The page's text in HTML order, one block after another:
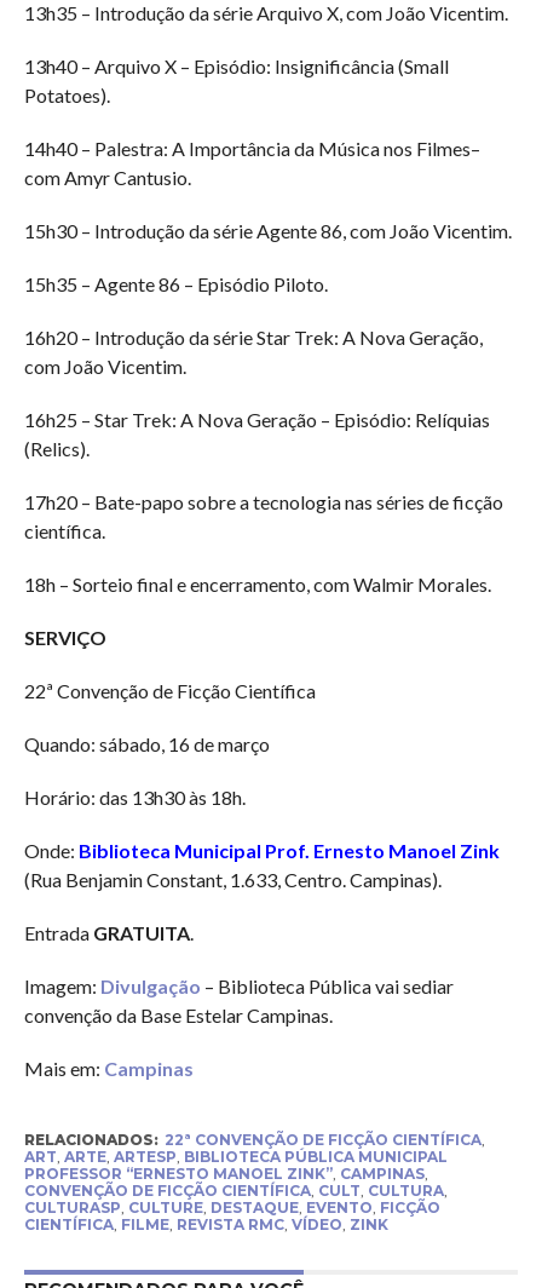
13h35 – Introdução da série Arquivo X, com João Vicentim.
13h40 – Arquivo X – Episódio: Insignificância (Small
Potatoes).
14h40 – Palestra: A Importância da Música nos Filmes–
com Amyr Cantusio.
15h30 – Introdução da série Agente 86, com João Vicentim.
15h35 – Agente 86 – Episódio Piloto.
16h20 – Introdução da série Star Trek: A Nova Geração,
com João Vicentim.
16h25 – Star Trek: A Nova Geração – Episódio: Relíquias
(Relics).
17h20 – Bate-papo sobre a tecnologia nas séries de ficção
científica.
18h – Sorteio final e encerramento, com Walmir Morales.
SERVIÇO
22ª Convenção de Ficção Científica
Quando: sábado, 16 de março
Horário: das 13h30 às 18h.
Onde: Biblioteca Municipal Prof. Ernesto Manoel Zink
(Rua Benjamin Constant, 1.633, Centro. Campinas).
Entrada GRATUITA.
Imagem: Divulgação – Biblioteca Pública vai sediar
convenção da Base Estelar Campinas.
Mais em: Campinas
RELACIONADOS: 22ª CONVENÇÃO DE FICÇÃO CIENTÍFICA,
ART, ARTE, ARTESP, BIBLIOTECA PÚBLICA MUNICIPAL
PROFESSOR “ERNESTO MANOEL ZINK”, CAMPINAS,
CONVENÇÃO DE FICÇÃO CIENTÍFICA, CULT, CULTURA,
CULTURASP, CULTURE, DESTAQUE, EVENTO, FICÇÃO
CIENTÍFICA, FILME, REVISTA RMC, VÍDEO, ZINK